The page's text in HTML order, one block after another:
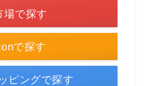
で探す
場で探す
ピングで探す